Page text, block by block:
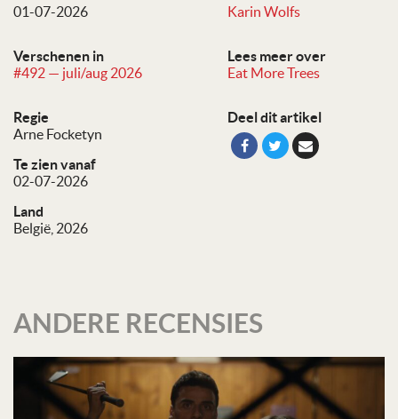
01-07-2026
Karin Wolfs
Verschenen in
#492 — juli/aug 2026
Lees meer over
Eat More Trees
Regie
Arne Focketyn
Te zien vanaf
02-07-2026
Land
België, 2026
Deel dit artikel
ANDERE RECENSIES